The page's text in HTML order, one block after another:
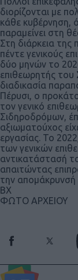
διορίζονται με
κάθε κυβέρνηση,
παραμείνει στη
Στη διάρκεια
πέντε γενικούς
δύο μηνών το
επιθεωρητής του
διαδικασία
Πέρυσι, ο
τον γενικό
Σιδηροδρόμων,
αξιωματούχος
εργασίας. Το
των γενικών
αντικατάστασή
απαιτώντας
την απομάκρυνσή
ΒΧ
ΦΩΤΟ ΑΡΧΕΙΟΥ